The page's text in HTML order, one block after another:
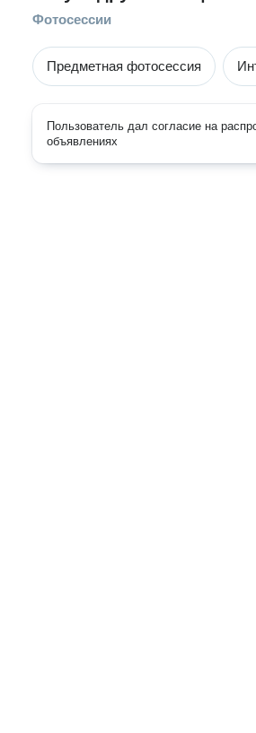
Фотосессии
Предметная фотосессия
Пользователь дал согласие на
объявлениях